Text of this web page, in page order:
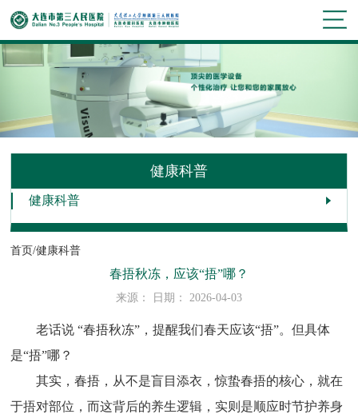
健康科普
健康科普
首页/健康科普
春捂秋冻，应该“捂”哪？
来源： 日期： 2026-04-03
老话说 “春捂秋冻”，提醒我们春天应该“捂”。但具体
是“捂”哪？
其实，春捂，从不是盲目添衣，惊蛰春捂的核心，就在
于捂对部位，而这背后的养生逻辑，实则是顺应时节护养身